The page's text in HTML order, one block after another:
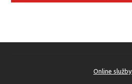
Online služby